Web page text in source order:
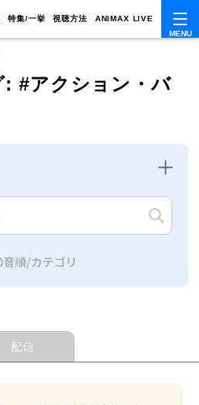
特集/一挙 視聴方法 ANIMAX LIVE
: #アクション・バ
配信